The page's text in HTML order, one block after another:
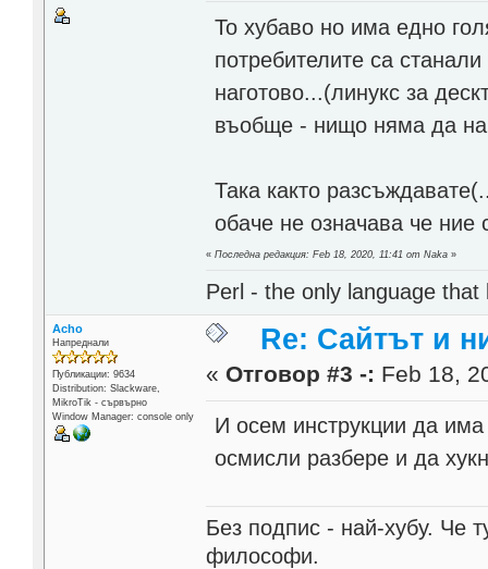
То хубаво но има едно
потребителите са
наготово...(линукс за
въобще - нищо няма да
Така както
обаче не означава че
«Последна редакция: Feb 18, 2020, 11:41 от Naka »
Perl - the only language
Acho
Напреднали
Публикации: 9634
Distribution: Slackware,
MikroTik - сървърно
Window Manager: console only
Re: Сайтът и
« Отговор #3 -: Feb 18,
И осем инструкции да има
осмисли разбере и да
Без подпис - най-хубу. Че
философи.